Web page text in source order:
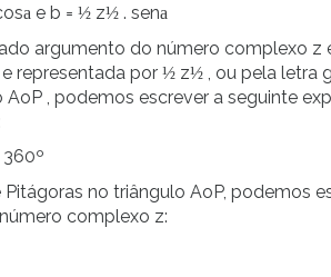
a e b = ½ z½ . sena
argumento do número complexo z
representada por ½ z½ , ou pela letra
, podemos escrever a seguinte
360º
no triângulo AoP, podemos
complexo z: